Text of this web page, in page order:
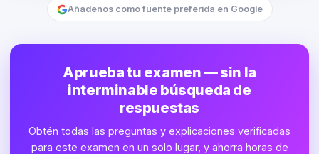
Añádenos como fuente preferida en Google
Aprueba tu examen — sin la
interminable búsqueda de
respuestas
Obtén todas las preguntas y explicaciones verificadas
para este examen en un solo lugar, y ahorra horas de